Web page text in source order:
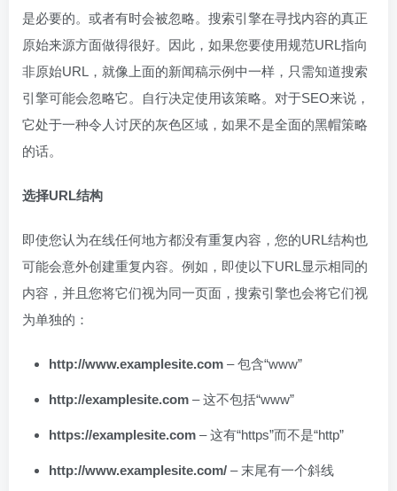
是必要的。或者有时会被忽略。搜索引擎在寻找内容的真正
原始来源方面做得很好。因此，如果您要使用规范URL指向
非原始URL，就像上面的新闻稿示例中一样，只需知道搜索
引擎可能会忽略它。自行决定使用该策略。对于SEO来说，
它处于一种令人讨厌的灰色区域，如果不是全面的黑帽策略
的话。
选择URL结构
即使您认为在线任何地方都没有重复内容，您的URL结构也
可能会意外创建重复内容。例如，即使以下URL显示相同的
内容，并且您将它们视为同一页面，搜索引擎也会将它们视
为单独的：
http://www.examplesite.com – 包含“www”
http://examplesite.com – 这不包括“www”
https://examplesite.com – 这有“https”而不是“http”
http://www.examplesite.com/ – 末尾有一个斜线